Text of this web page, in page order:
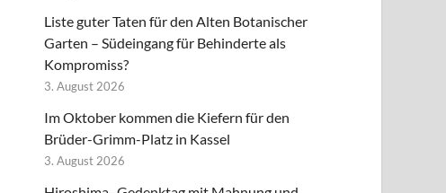
Liste guter Taten für den Alten Botanischer
Garten – Südeingang für Behinderte als
Kompromiss?
3. August 2026
Im Oktober kommen die Kiefern für den
Brüder-Grimm-Platz in Kassel
3. August 2026